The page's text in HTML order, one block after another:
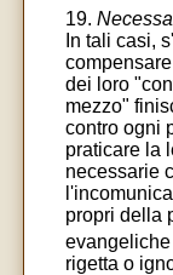
19.
In tali casi,
dei loro
mezzo"
contro ogni
praticare la
necessarie
propri della
evangeliche
rigetta o